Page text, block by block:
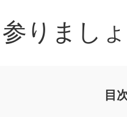
りまし
目